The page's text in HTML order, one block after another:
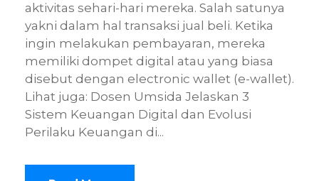
aktivitas sehari-hari mereka. Salah satunya
yakni dalam hal transaksi jual beli. Ketika
ingin melakukan pembayaran, mereka
memiliki dompet digital atau yang biasa
disebut dengan electronic wallet (e-wallet).
Lihat juga: Dosen Umsida Jelaskan 3
Sistem Keuangan Digital dan Evolusi
Perilaku Keuangan di...